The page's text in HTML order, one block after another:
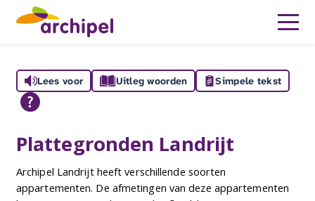
Lees voor Uitleg woorden Simpele tekst
Plattegronden Landrijt
Archipel Landrijt heeft verschillende soorten
appartementen. De afmetingen van deze appartementen